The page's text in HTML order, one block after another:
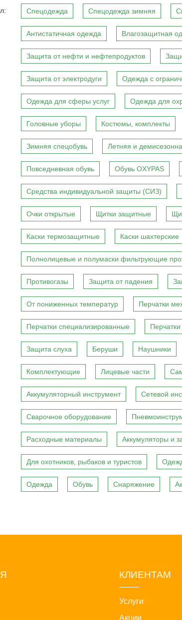
Спецодежда Спецодежда зимняя
Антистатичная одежда Влагозащитная
Защита от нефти и нефтепродуктов
Защита от электродуги Одежда с
Одежда для сферы услуг Одежда для
Головные уборы Костюмы, комплекты
Зимняя спецобувь Летняя и
Повседневная обувь Обувь OXYPAS
Средства индивидуальной защиты (СИЗ)
Очки открытые Щитки защитные
Каски термозащитные Каски шахтерские
Полнолицевые и полумаски фильтрующие
Противогазы Защита от падения
От пониженных температур Перчатки
Перчатки специализированные
Защита слуха Беруши Наушники
Комплектующие Лицевые части
Аккумуляторный инструмент Сетевой
Сварочное оборудование
Расходные материалы Аккумуляторы и
Для охотников, рыбаков и туристов
Одежда Обувь Снаряжение
КЛИЕНТАМ
Услуги
Акции